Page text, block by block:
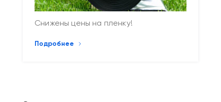
Снижены цены на пленку!
Подробнее